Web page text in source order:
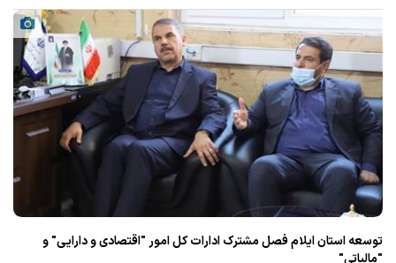
توسعه استان ایلام فصل مشترك ادارات كل امور "اقتصادی و دارایی" و
"مالیاتی"